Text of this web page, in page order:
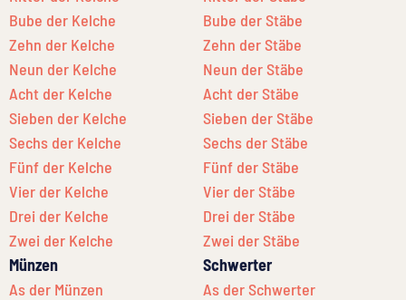
Bube der Kelche
Zehn der Kelche
Neun der Kelche
Acht der Kelche
Sieben der Kelche
Sechs der Kelche
Fünf der Kelche
Vier der Kelche
Drei der Kelche
Zwei der Kelche
Bube der Stäbe
Zehn der Stäbe
Neun der Stäbe
Acht der Stäbe
Sieben der Stäbe
Sechs der Stäbe
Fünf der Stäbe
Vier der Stäbe
Drei der Stäbe
Zwei der Stäbe
Münzen
As der Münzen
Schwerter
As der Schwerter